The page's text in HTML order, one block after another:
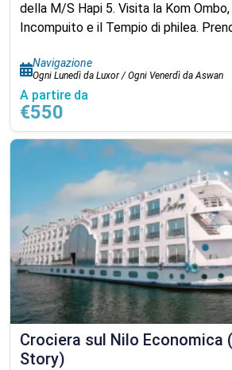
della M/S Hapi 5. Visita la Kom
Incompuito e il Tempio di philea.
Navigazione
Ogni Lunedì da Luxor / Ogni Venerdì da Aswan
A partire da
€550
Crociera sul Nilo Economica
Story)